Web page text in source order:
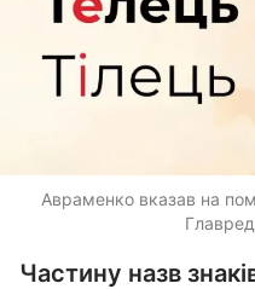
Авраменко вказав на
Частину назв